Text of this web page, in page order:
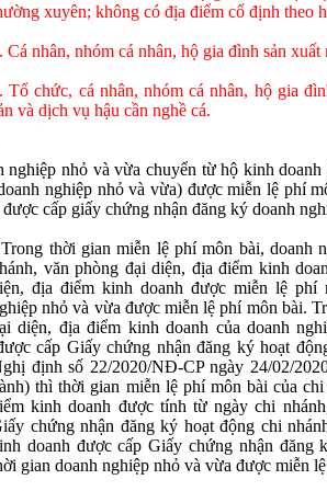
xuyên; không có địa điểm cố định theo
Cá nhân, nhóm cá nhân, hộ gia đình sản xuất
Tổ chức, cá nhân, nhóm cá nhân, hộ gia
và dịch vụ hậu cần nghề cá.
nghiệp nhỏ và vừa chuyển từ hộ kinh
nghiệp nhỏ và vừa) được miễn lệ phí
cấp giấy chứng nhận đăng ký doanh
thời gian miễn lệ phí môn bài, doanh
văn phòng đại diện, địa điểm kinh
địa điểm kinh doanh được miễn lệ phí
nhỏ và vừa được miễn lệ phí môn bài.
diện, địa điểm kinh doanh của doanh
cấp Giấy chứng nhận đăng ký hoạt
định số 22/2020/NĐ-CP ngày 24/02/
thì thời gian miễn lệ phí môn bài của
kinh doanh được tính từ ngày chi
chứng nhận đăng ký hoạt động chi
doanh được cấp Giấy chứng nhận đăng
gian doanh nghiệp nhỏ và vừa được miễn
*
bình luận*